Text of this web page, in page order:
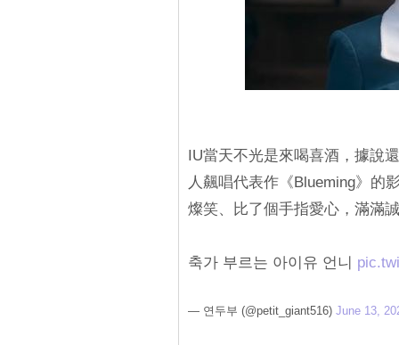
IU當天不光是來喝喜酒，據說
人飆唱代表作《Blueming》的
燦笑、比了個手指愛心，滿滿
축가 부르는 아이유 언니
— 연두부 (@petit_giant516) June 13,